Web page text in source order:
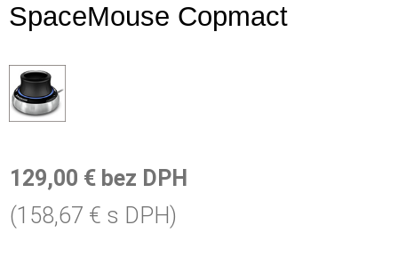
SpaceMouse Copmact
129,00 € bez DPH
(158,67 € s DPH)